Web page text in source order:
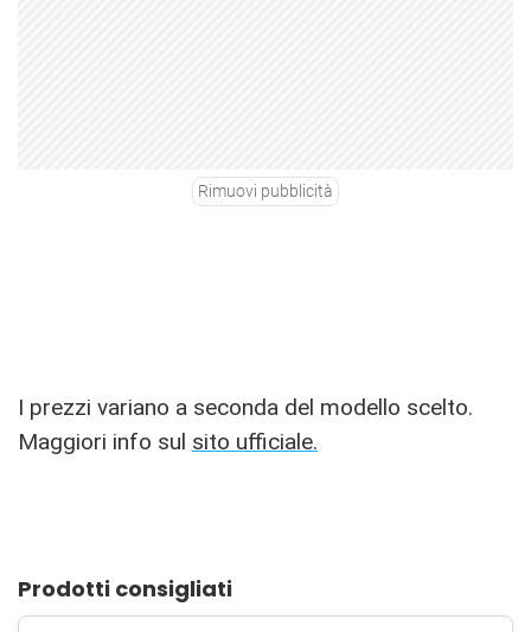
Rimuovi pubblicità
I prezzi variano a seconda del modello scelto.
Maggiori info sul sito ufficiale.
Prodotti consigliati